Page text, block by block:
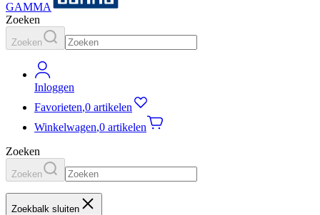
GAMMA
Zoeken
Zoeken
Inloggen
Favorieten,0 artikelen
Winkelwagen,0 artikelen
Zoeken
Zoeken
Zoekbalk sluiten